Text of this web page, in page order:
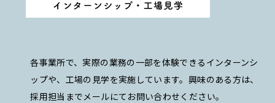
各事業所で、実際の業務の一部を体験できるインターンシ
ップや、工場の見学を実施しています。興味のある方は、
採用担当までメールにてお問い合わせください。